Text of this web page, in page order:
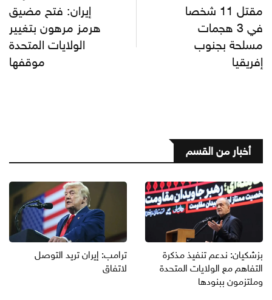
مقتل 11 شخصا
في 3 هجمات
مسلحة بجنوب
إفريقيا
إيران: فتح مضيق
هرمز مرهون بتغيير
الولايات المتحدة
موقفها
أخبار من القسم
بزشكيان: ندعم تنفيذ مذكرة
التفاهم مع الولايات المتحدة
وملتزمون ببنودها
ترامب: إيران تريد التوصل
لاتفاق